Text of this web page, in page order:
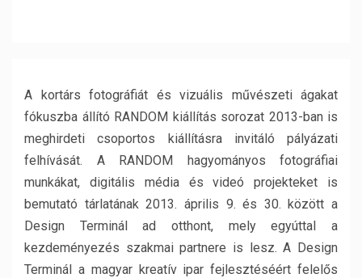
A kortárs fotográfiát és vizuális művészeti ágakat
fókuszba állító RANDOM kiállítás sorozat 2013-ban is
meghirdeti csoportos kiállításra invitáló pályázati
felhívását. A RANDOM hagyományos fotográfiai
munkákat, digitális média és videó projekteket is
bemutató tárlatának 2013. április 9. és 30. között a
Design Terminál ad otthont, mely egyúttal a
kezdeményezés szakmai partnere is lesz. A Design
Terminál a magyar kreatív ipar fejlesztéséért felelős